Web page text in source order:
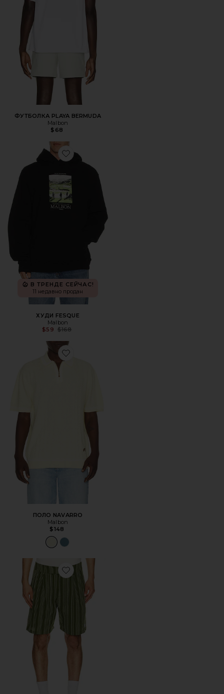
ФУТБОЛКА PLAYA BERMUDA
Malbon
$68
Favorite ХУДИ FESQUE
В ТРЕНДЕ СЕЙЧАС!
11 недавно продан
ХУДИ FESQUE
Malbon
$59 Previous price:
$168
Favorite ПОЛО NAVARRO
ПОЛО NAVARRO
Malbon
$148
Favorite ШОРТЫ ARENA